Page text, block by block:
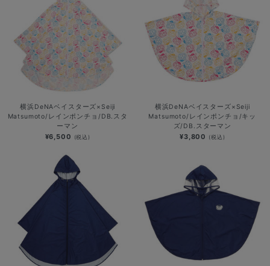
横浜DeNAベイスターズ×Seiji
Matsumoto/レインポンチョ/DB.スタ
ーマン
¥6,500 (税込)
横浜DeNAベイスターズ×Seiji
Matsumoto/レインポンチョ/キッ
ズ/DB.スターマン
¥3,800 (税込)